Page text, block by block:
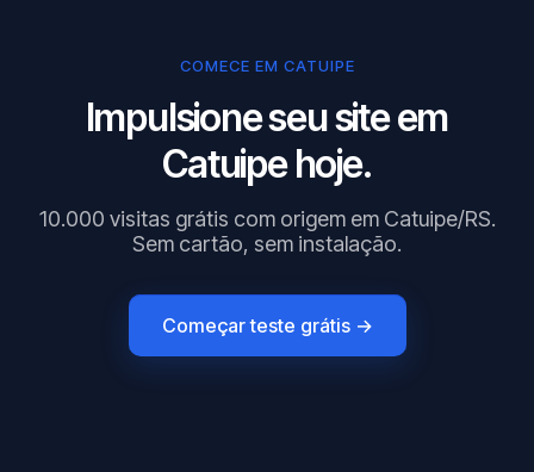
COMECE EM CATUIPE
Impulsione seu site em
Catuipe hoje.
10.000 visitas grátis com origem em Catuipe/RS.
Sem cartão, sem instalação.
Começar teste grátis →